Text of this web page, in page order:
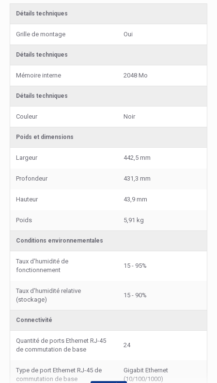
Détails techniques
Grille de montage Oui
Détails techniques
Mémoire interne 2048 Mo
Détails techniques
Couleur Noir
Poids et dimensions
Largeur 442,5 mm
Profondeur 431,3 mm
Hauteur 43,9 mm
Poids 5,91 kg
Conditions environnementales
Taux d'humidité de
fonctionnement
15 - 95%
Taux d'humidité relative
(stockage)
15 - 90%
Connectivité
Quantité de ports Ethernet RJ-45
de commutation de base
24
Type de port Ethernet RJ-45 de
commutation de base
Gigabit Ethernet
(10/100/1000)